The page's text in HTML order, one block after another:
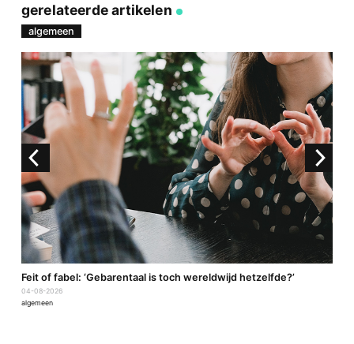
gerelateerde artikelen
algemeen
Feit of fabel: ‘Gebarentaal is toch wereldwijd hetzelfde?’
04-08-2026
algemeen